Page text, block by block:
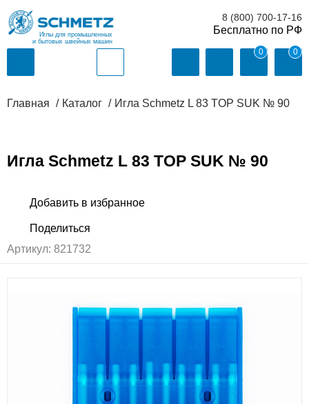
Иглы для промышленных
и бытовых швейных машин
8 (800) 700-17-16
0 0
Главная Каталог Игла Schmetz L 83 TOP SUK № 90
Игла Schmetz L 83 TOP SUK № 90
Артикул: 821732